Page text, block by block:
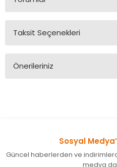
Taksit Seçenekleri
Önerileriniz
Ürün resmi kalitesiz, bozuk
Ürün açıklamasında eksik
Sosyal
Güncel haberlerden ve
medya